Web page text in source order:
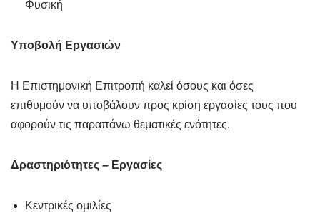
Φυσική
Υποβολή Εργασιών
Η Επιστημονική Επιτροπή καλεί όσους και όσες
επιθυμούν να υποβάλουν προς κρίση εργασίες τους που
αφορούν τις παραπάνω θεματικές ενότητες.
Δραστηριότητες – Εργασίες
Κεντρικές ομιλίες